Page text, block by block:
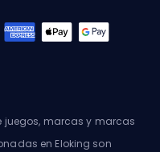
juegos, marcas y marcas
en Eloking son